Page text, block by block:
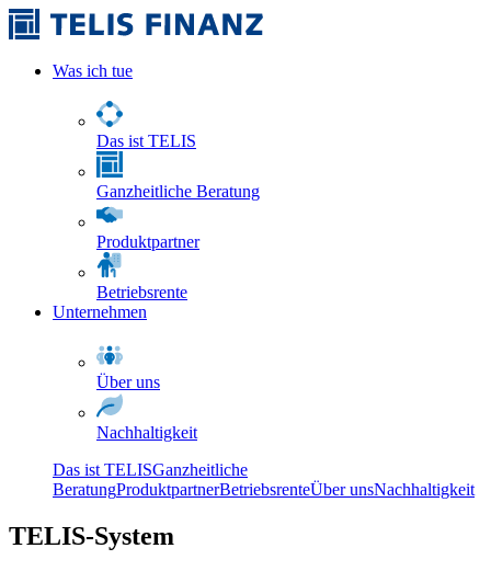
Was ich tue
Das ist TELIS
Ganzheitliche Beratung
Produktpartner
Betriebsrente
Unternehmen
Über uns
Nachhaltigkeit
Das ist TELISGanzheitliche
BeratungProduktpartnerBetriebsrenteÜber unsNachhaltigkeit
TELIS-System